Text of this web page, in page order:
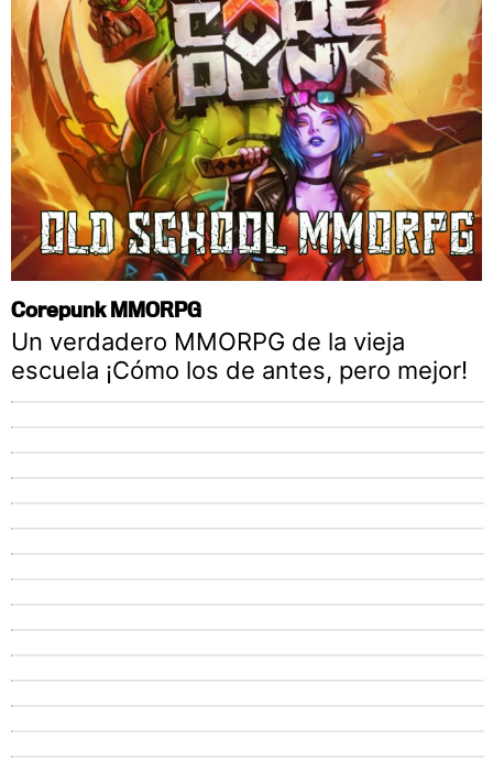
Corepunk MMORPG
Un verdadero MMORPG de la vieja
escuela ¡Cómo los de antes, pero mejor!